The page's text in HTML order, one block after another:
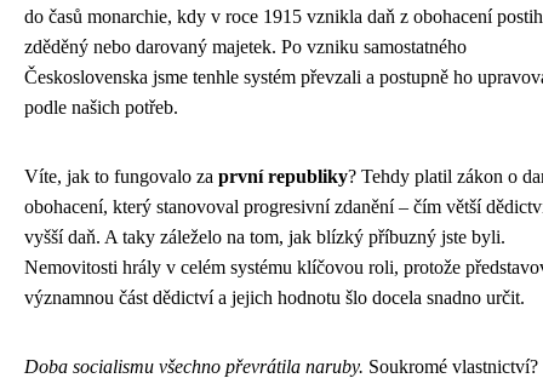
do časů monarchie, kdy v roce 1915 vznikla daň z obohacení
zděděný nebo darovaný majetek. Po vzniku samostatného
Československa jsme tenhle systém převzali a postupně ho
podle našich potřeb.
Víte, jak to fungovalo za první republiky? Tehdy platil zákon o
obohacení, který stanovoval progresivní zdanění – čím větší
vyšší daň. A taky záleželo na tom, jak blízký příbuzný jste byli.
Nemovitosti hrály v celém systému klíčovou roli, protože
významnou část dědictví a jejich hodnotu šlo docela snadno určit.
Doba socialismu všechno převrátila naruby. Soukromé vlastnictví?